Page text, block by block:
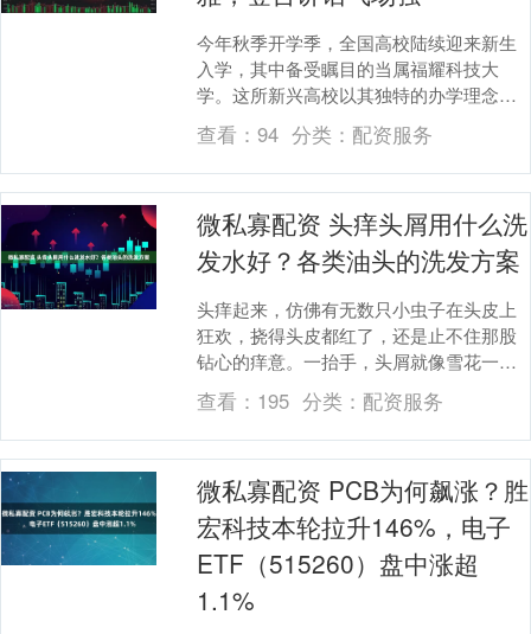
今年秋季开学季，全国高校陆续迎来新生
入学，其中备受瞩目的当属福耀科技大
学。这所新兴高校以其独特的办学理念和
强大的资源优势，吸引了众多优秀学子，
甚至有不少学生放弃....
查看：94 分类： 配资服务
微私寡配资 头痒头屑用什么洗
发水好？各类油头的洗发方案
头痒起来，仿佛有无数只小虫子在头皮上
狂欢，挠得头皮都红了，还是止不住那股
钻心的痒意。一抬手，头屑就像雪花一样
簌簌落下，别提多尴尬了。穿深色衣服
时，肩膀上全是白花....
查看： 195 分类： 配资服务
微私寡配资 PCB为何飙涨？胜
宏科技本轮拉升146%，电子
ETF（515260）盘中涨超
1.1%